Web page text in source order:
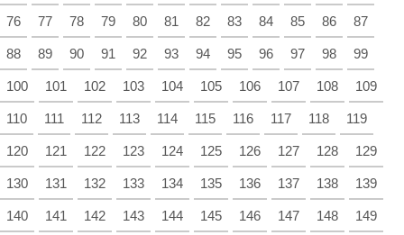
76 77 78 79 80 81 82 83 84 85 86 87
88 89 90 91 92 93 94 95 96 97 98 99
100 101 102 103 104 105 106 107 108 109
110 111 112 113 114 115 116 117 118 119
120 121 122 123 124 125 126 127 128 129
130 131 132 133 134 135 136 137 138 139
140 141 142 143 144 145 146 147 148 149